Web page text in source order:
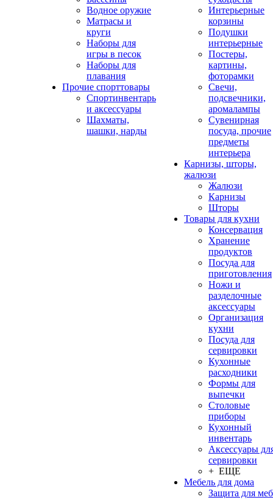
Водное оружие
Матрасы и
круги
Наборы для
игры в песок
Наборы для
плавания
Прочие спорттовары
Спортинвентарь
и аксессуары
Шахматы,
шашки, нарды
Интерьерные
корзины
Подушки
интерьерные
Постеры,
картины,
фоторамки
Свечи,
подсвечники,
аромалампы
Сувенирная
посуда, прочие
предметы
интерьера
Карнизы, шторы,
жалюзи
Жалюзи
Карнизы
Шторы
Товары для кухни
Консервация
Хранение
продуктов
Посуда для
приготовления
Ножи и
разделочные
аксессуары
Организация
кухни
Посуда для
сервировки
Кухонные
расходники
Формы для
выпечки
Столовые
приборы
Кухонный
инвентарь
Аксессуары
сервировки
+ ЕЩЕ
Мебель для дома
Защита для